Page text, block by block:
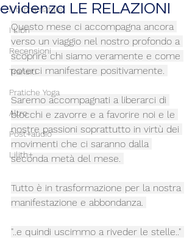
Il tema natale
I Libri
Recensioni
Transiti
Pratiche Yoga
Altro
Post+audio
Lilith+
evidenza LE RELAZIONI
Questo mese ci accompagna ancora
verso un viaggio nel nostro profondo a
scoprire chi siamo veramente e come
poterci manifestare positivamente.
Saremo accompagnati a liberarci di
blocchi e zavorre e a favorire noi e le
nostre passioni soprattutto in virtù dei
movimenti che ci saranno dalla
seconda metà del mese.
Tutto è in trasformazione per la nostra
manifestazione e abbondanza.
"..e quindi uscimmo a riveder le stelle.."